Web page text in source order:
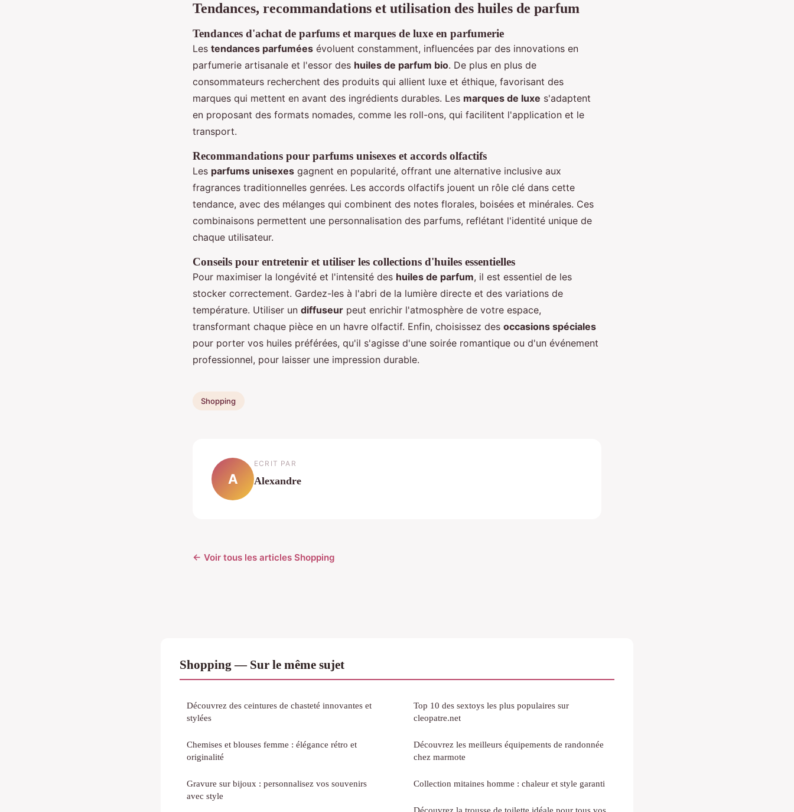
Tendances, recommandations et utilisation des huiles de parfum
Tendances d'achat de parfums et marques de luxe en parfumerie
Les tendances parfumées évoluent constamment, influencées par des innovations en
parfumerie artisanale et l'essor des huiles de parfum bio. De plus en plus de
consommateurs recherchent des produits qui allient luxe et éthique, favorisant des
marques qui mettent en avant des ingrédients durables. Les marques de luxe s'adaptent
en proposant des formats nomades, comme les roll-ons, qui facilitent l'application et le
transport.
Recommandations pour parfums unisexes et accords olfactifs
Les parfums unisexes gagnent en popularité, offrant une alternative inclusive aux
fragrances traditionnelles genrées. Les accords olfactifs jouent un rôle clé dans cette
tendance, avec des mélanges qui combinent des notes florales, boisées et minérales. Ces
combinaisons permettent une personnalisation des parfums, reflétant l'identité unique de
chaque utilisateur.
Conseils pour entretenir et utiliser les collections d'huiles essentielles
Pour maximiser la longévité et l'intensité des huiles de parfum, il est essentiel de les
stocker correctement. Gardez-les à l'abri de la lumière directe et des variations de
température. Utiliser un diffuseur peut enrichir l'atmosphère de votre espace,
transformant chaque pièce en un havre olfactif. Enfin, choisissez des occasions spéciales
pour porter vos huiles préférées, qu'il s'agisse d'une soirée romantique ou d'un événement
professionnel, pour laisser une impression durable.
Shopping
A
ECRIT PAR
Alexandre
← Voir tous les articles Shopping
Shopping — Sur le même sujet
Découvrez des ceintures de chasteté innovantes et
stylées
Chemises et blouses femme : élégance rétro et
originalité
Gravure sur bijoux : personnalisez vos souvenirs
avec style
Top 10 des sextoys les plus populaires sur
cleopatre.net
Découvrez les meilleurs équipements de randonnée
chez marmote
Collection mitaines homme : chaleur et style garanti
Découvrez la trousse de toilette idéale pour tous vos